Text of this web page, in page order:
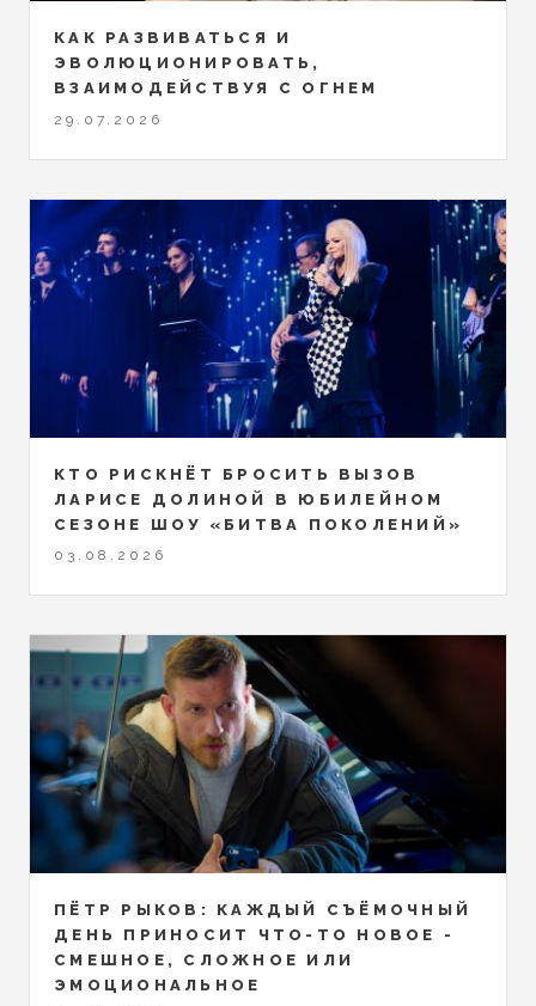
КАК РАЗВИВАТЬСЯ И
ЭВОЛЮЦИОНИРОВАТЬ,
ВЗАИМОДЕЙСТВУЯ С ОГНЕМ
29.07.2026
КТО РИСКНЁТ БРОСИТЬ ВЫЗОВ
ЛАРИСЕ ДОЛИНОЙ В ЮБИЛЕЙНОМ
СЕЗОНЕ ШОУ «БИТВА ПОКОЛЕНИЙ»
03.08.2026
ПЁТР РЫКОВ: КАЖДЫЙ СЪЁМОЧНЫЙ
ДЕНЬ ПРИНОСИТ ЧТО-ТО НОВОЕ -
СМЕШНОЕ, СЛОЖНОЕ ИЛИ
ЭМОЦИОНАЛЬНОЕ